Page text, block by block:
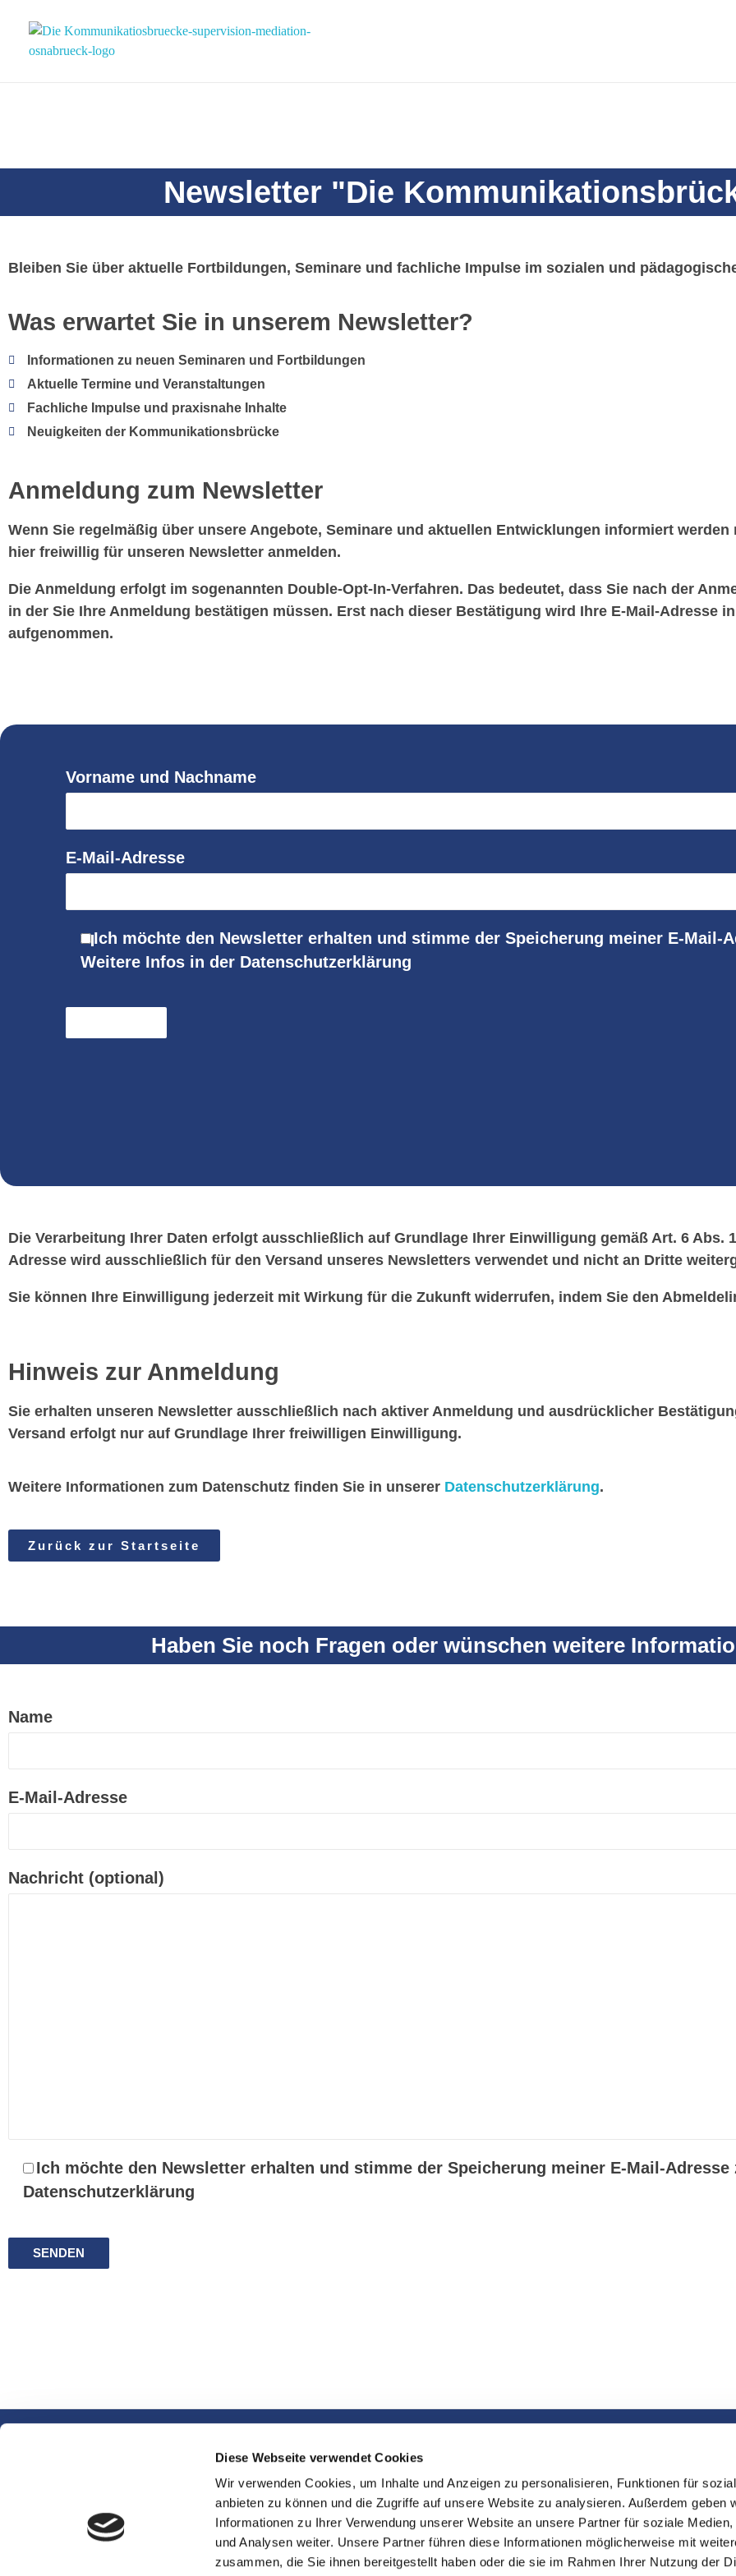
Diese Webseite verwendet Cookies
Wir verwenden Cookies, um Inhalte und Anzeigen zu personalisieren, Funktionen für
anbieten zu können und die Zugriffe auf unsere Website zu analysieren. Außerdem geben
Informationen zu Ihrer Verwendung unserer Website an unsere Partner für soziale Medien,
und Analysen weiter. Unsere Partner führen diese Informationen möglicherweise mit
zusammen, die Sie ihnen bereitgestellt haben oder die sie im Rahmen Ihrer Nutzung der
Newsletter "Die
Bleiben Sie über aktuelle Fortbildungen, Seminare und fachliche Impulse im sozialen und
Was erwartet Sie in unserem Newsletter?
Informationen zu neuen Seminaren und Fortbildungen
Aktuelle Termine und Veranstaltungen
Fachliche Impulse und praxisnahe Inhalte
Neuigkeiten der Kommunikationsbrücke
Anmeldung zum Newsletter
Wenn Sie regelmäßig über unsere Angebote, Seminare und aktuellen Entwicklungen informiert
hier freiwillig für unseren Newsletter anmelden.
Die Anmeldung erfolgt im sogenannten Double-Opt-In-Verfahren. Das bedeutet, dass Sie nach der
in der Sie Ihre Anmeldung bestätigen müssen. Erst nach dieser Bestätigung wird Ihre E-Mail-Adresse
aufgenommen.
Vorname und Nachname
E-Mail-Adresse
Ich möchte den Newsletter erhalten und stimme der Speicherung meiner E-Mail-
Weitere Infos in der Datenschutzerklärung
Die Verarbeitung Ihrer Daten erfolgt ausschließlich auf Grundlage Ihrer Einwilligung gemäß Art. 6 Abs.
Adresse wird ausschließlich für den Versand unseres Newsletters verwendet und nicht an Dritte
Sie können Ihre Einwilligung jederzeit mit Wirkung für die Zukunft widerrufen, indem Sie den
Hinweis zur Anmeldung
Sie erhalten unseren Newsletter ausschließlich nach aktiver Anmeldung und ausdrücklicher
Versand erfolgt nur auf Grundlage Ihrer freiwilligen Einwilligung.
Weitere Informationen zum Datenschutz finden Sie in unserer Datenschutzerklärung.
Zurück zur Startseite
Haben Sie noch Fragen oder wünschen weitere
Name
E-Mail-Adresse
Nachricht (optional)
Ich möchte den Newsletter erhalten und stimme der Speicherung meiner E-Mail-
Datenschutzerklärung
folge uns!